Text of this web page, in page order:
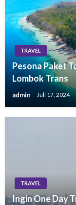
TRAVEL
Pesona Paket
Lombok Trans
admin Juli 17, 2024
TRAVEL
Ingin One Day